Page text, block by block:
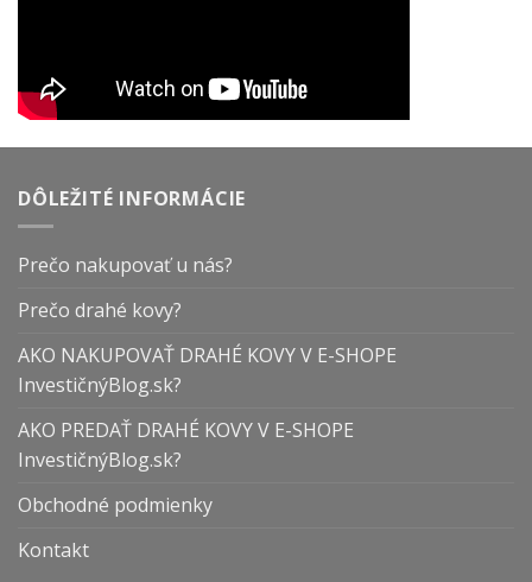
DÔLEŽITÉ INFORMÁCIE
Prečo nakupovať u nás?
Prečo drahé kovy?
AKO NAKUPOVAŤ DRAHÉ KOVY V E-SHOPE
InvestičnýBlog.sk?
AKO PREDAŤ DRAHÉ KOVY V E-SHOPE
InvestičnýBlog.sk?
Obchodné podmienky
Kontakt